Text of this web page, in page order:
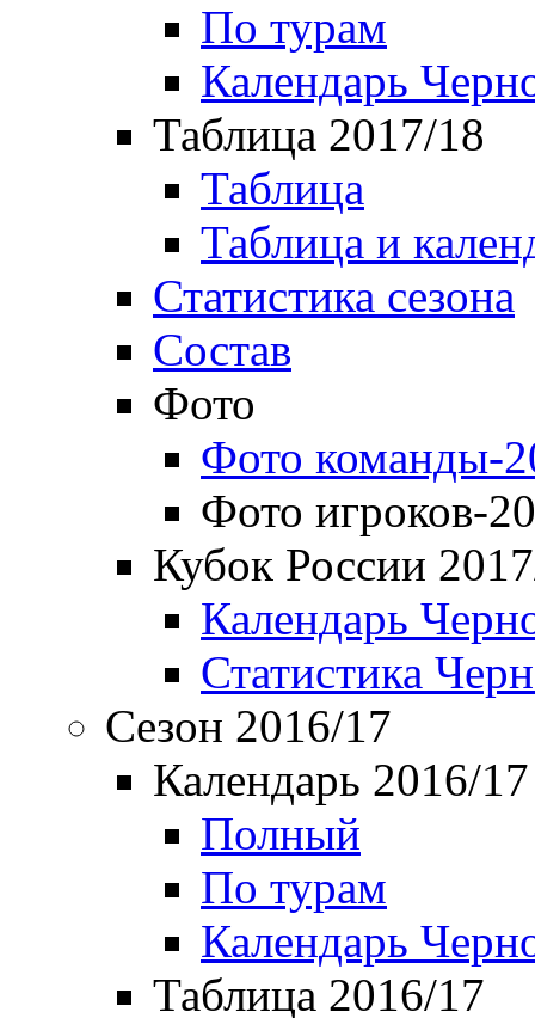
По турам
Календарь
Таблица 2017/18
Таблица
Таблица и
Статистика сезона
Состав
Фото
Фото команды-
Фото игроков-
Кубок России
Календарь
Статистика
Сезон 2016/17
Календарь 2016/17
Полный
По турам
Календарь
Таблица 2016/17